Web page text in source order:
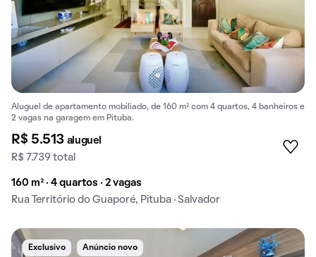
Aluguel de apartamento mobiliado, de 160 m² com 4 quartos, 4 banheiros e
2 vagas na garagem em Pituba.
R$ 5.513 aluguel
R$ 7.739 total
160 m² · 4 quartos · 2 vagas
Rua Território do Guaporé, Pituba · Salvador
Exclusivo Anúncio novo